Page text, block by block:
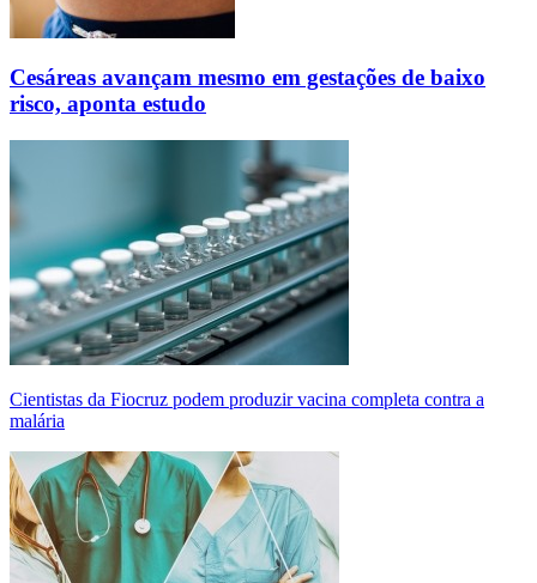
Cesáreas avançam mesmo em gestações de baixo
risco, aponta estudo
Cientistas da Fiocruz podem produzir vacina completa contra a
malária